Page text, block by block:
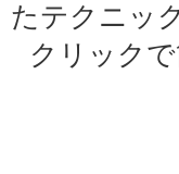
たテクニッ
クリック